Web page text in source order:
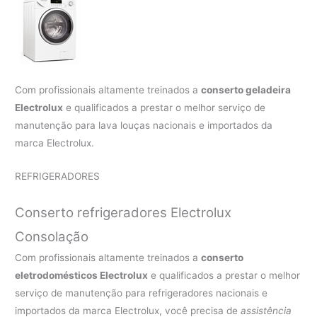
Com profissionais altamente treinados aconserto geladeira
Electrolux e qualificados a prestar o melhor serviço de
manutenção para lava louças nacionais e importados da
marca Electrolux.
REFRIGERADORES
Conserto refrigeradores Electrolux
Consolação
Com profissionais altamente treinados aconserto
eletrodomésticos Electrolux e qualificados a prestar o melhor
serviço de manutenção para refrigeradores nacionais e
importados da marca Electrolux, você precisa deassistência